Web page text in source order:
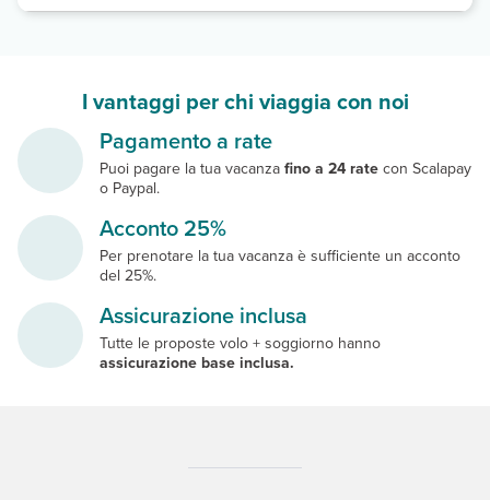
I vantaggi per chi viaggia con noi
Pagamento a rate
Puoi pagare la tua vacanzafino a 24 ratecon Scalapay
o Paypal.
Acconto 25%
Per prenotare la tua vacanza è sufficiente un acconto
del 25%.
Assicurazione inclusa
Tutte le proposte volo + soggiorno hanno
assicurazione base inclusa.